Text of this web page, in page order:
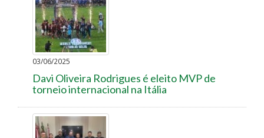
03/06/2025
Davi Oliveira Rodrigues é eleito MVP de
torneio internacional na Itália